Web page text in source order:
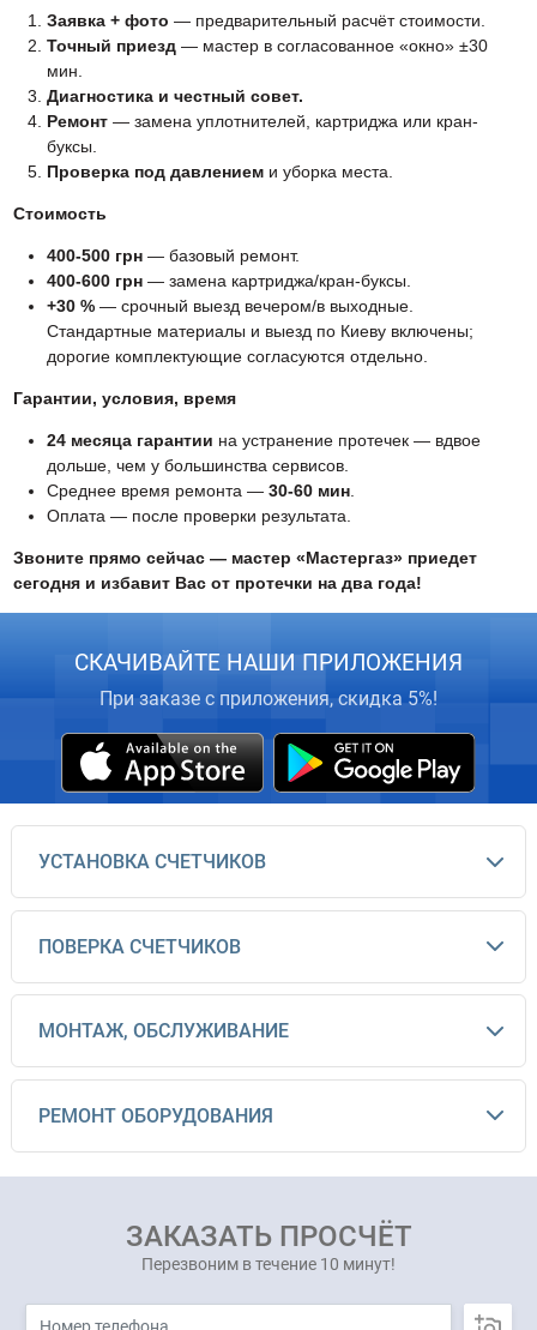
Заявка + фото — предварительный расчёт стоимости.
Точный приезд— мастер в согласованное «окно» ±30
мин.
Диагностика и честный совет.
Ремонт— замена уплотнителей, картриджа или кран-
буксы.
Проверка под давлениеми уборка места.
Стоимость
400-500 грн— базовый ремонт.
400-600 грн— замена картриджа/кран-буксы.
+30 %— срочный выезд вечером/в выходные.
Стандартные материалы и выезд по Киеву включены;
дорогие комплектующие согласуются отдельно.
Гарантии, условия, время
24 месяца гарантии на устранение протечек — вдвое
дольше, чем у большинства сервисов.
Среднее время ремонта — 30-60 мин.
Оплата — после проверки результата.
Звоните прямо сейчас — мастер «Мастергаз» приедет
сегодня и избавит Вас от протечки на два года!
СКАЧИВАЙТЕ НАШИ ПРИЛОЖЕНИЯ
При заказе с приложения, скидка 5%!
УСТАНОВКА СЧЕТЧИКОВ
ПОВЕРКА СЧЕТЧИКОВ
МОНТАЖ, ОБСЛУЖИВАНИЕ
РЕМОНТ ОБОРУДОВАНИЯ
ЗАКАЗАТЬ ПРОСЧЁТ
Перезвоним в течение 10 минут!